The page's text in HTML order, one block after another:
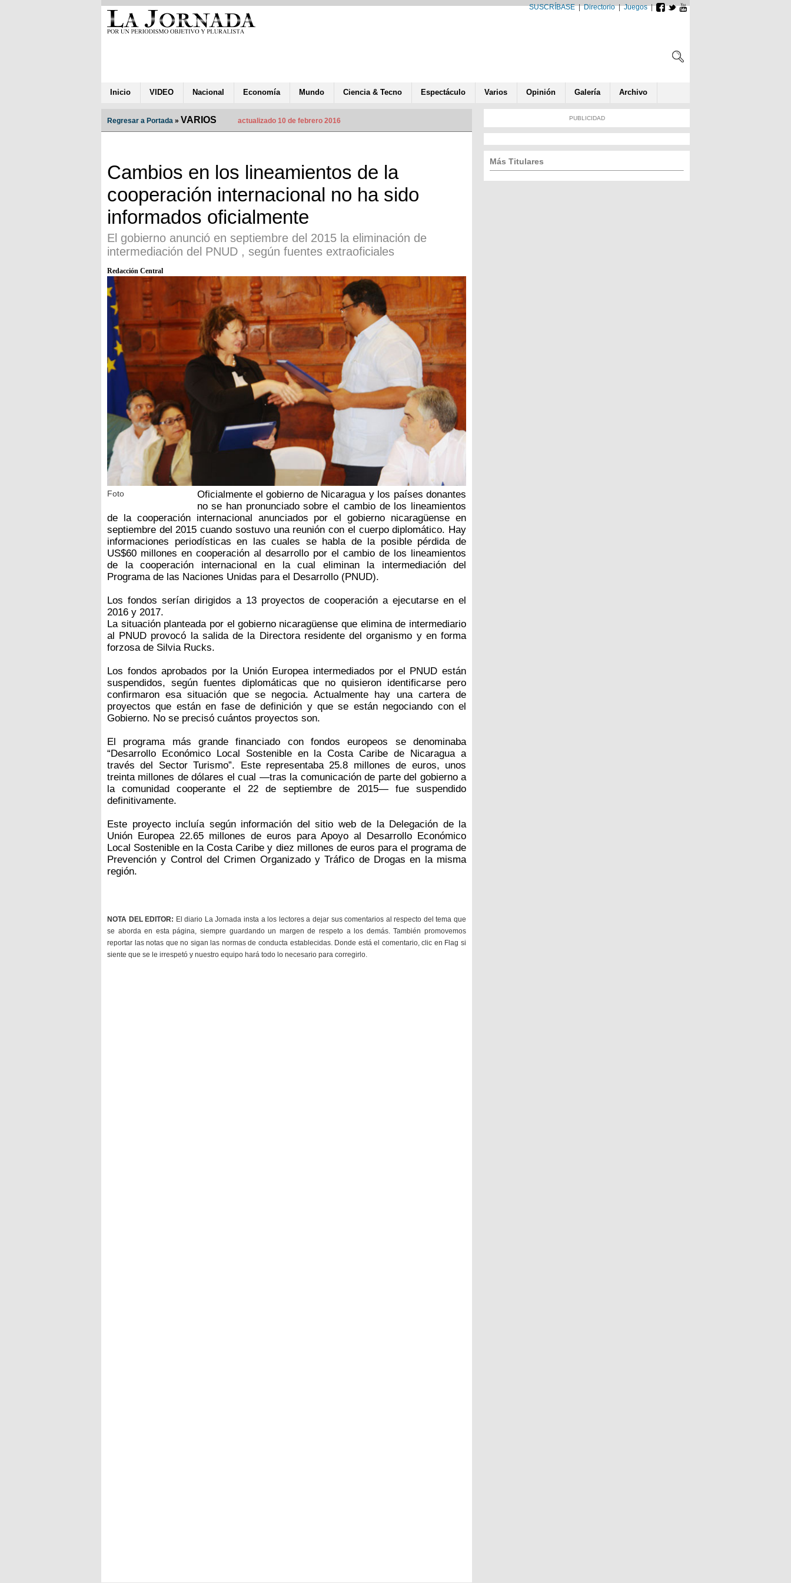
SUSCRÍBASE|Directorio|Juegos|
Inicio VIDEO Nacional Economía Mundo Ciencia & Tecno Espectáculo Varios Opinión Galería Archivo
Regresar a Portada » VARIOS actualizado 10 de febrero 2016
Cambios en los lineamientos de la
cooperación internacional no ha sido
informados oficialmente
El gobierno anunció en septiembre del 2015 la eliminación de
intermediación del PNUD , según fuentes extraoficiales
Redacción Central
Foto
Oficialmente el gobierno de Nicaragua y los países donantes
no se han pronunciado sobre el cambio de los lineamientos
de la cooperación internacional anunciados por el gobierno nicaragüense en
septiembre del 2015 cuando sostuvo una reunión con el cuerpo diplomático. Hay
informaciones periodísticas en las cuales se habla de la posible pérdida de
US$60 millones en cooperación al desarrollo por el cambio de los lineamientos
de la cooperación internacional en la cual eliminan la intermediación del
Programa de las Naciones Unidas para el Desarrollo (PNUD).
Los fondos serían dirigidos a 13 proyectos de cooperación a ejecutarse en el
2016 y 2017.
La situación planteada por el gobierno nicaragüense que elimina de intermediario
al PNUD provocó la salida de la Directora residente del organismo y en forma
forzosa de Silvia Rucks.
Los fondos aprobados por la Unión Europea intermediados por el PNUD están
suspendidos, según fuentes diplomáticas que no quisieron identificarse pero
confirmaron esa situación que se negocia. Actualmente hay una cartera de
proyectos que están en fase de definición y que se están negociando con el
Gobierno. No se precisó cuántos proyectos son.
El programa más grande financiado con fondos europeos se denominaba
“Desarrollo Económico Local Sostenible en la Costa Caribe de Nicaragua a
través del Sector Turismo”. Este representaba 25.8 millones de euros, unos
treinta millones de dólares el cual —tras la comunicación de parte del gobierno a
la comunidad cooperante el 22 de septiembre de 2015— fue suspendido
definitivamente.
Este proyecto incluía según información del sitio web de la Delegación de la
Unión Europea 22.65 millones de euros para Apoyo al Desarrollo Económico
Local Sostenible en la Costa Caribe y diez millones de euros para el programa de
Prevención y Control del Crimen Organizado y Tráfico de Drogas en la misma
región.
NOTA DEL EDITOR: El diario La Jornada insta a los lectores a dejar sus comentarios al respecto del tema que
se aborda en esta página, siempre guardando un margen de respeto a los demás. También promovemos
reportar las notas que no sigan las normas de conducta establecidas. Donde está el comentario, clic en Flag si
siente que se le irrespetó y nuestro equipo hará todo lo necesario para corregirlo.
PUBLICIDAD
Más Titulares